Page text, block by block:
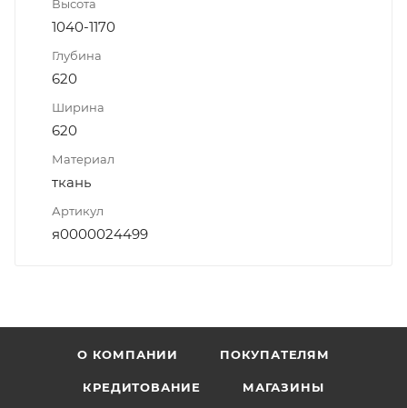
Высота
1040-1170
Глубина
620
Ширина
620
Материал
ткань
Артикул
я0000024499
О КОМПАНИИ ПОКУПАТЕЛЯМ
КРЕДИТОВАНИЕ МАГАЗИНЫ